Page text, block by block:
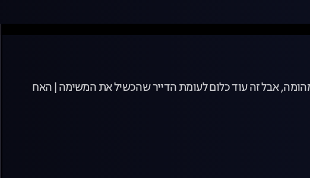
אבל זה עוד כלום לעומת הדייר שהכשיל את המשימה | האח